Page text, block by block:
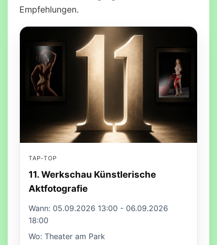
Empfehlungen.
TAP-TOP
11. Werkschau Künstlerische
Aktfotografie
Wann: 05.09.2026 13:00 - 06.09.2026
18:00
Wo: Theater am Park